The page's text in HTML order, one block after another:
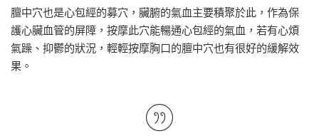
膻中穴也是心包經的募穴，臟腑的氣血主要積聚於此，作為保
護心臟血管的屏障，按摩此穴能暢通心包經的氣血，若有心煩
氣躁、抑鬱的狀況，輕輕按摩胸口的膻中穴也有很好的緩解效
果。